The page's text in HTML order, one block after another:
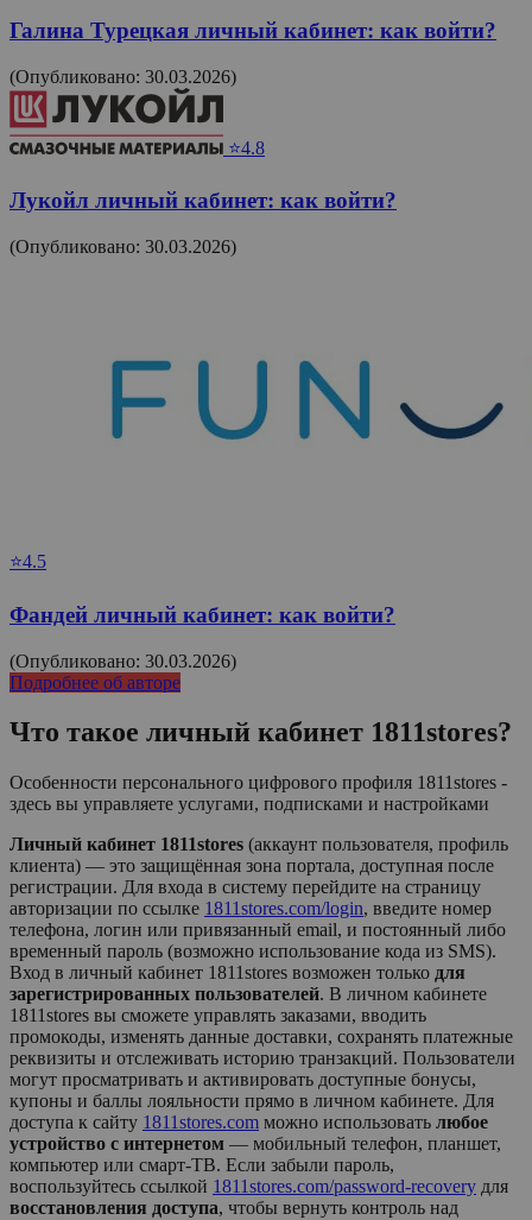
Галина Турецкая личный кабинет: как войти?
(Опубликовано: 30.03.2026)
⭐4.8
Лукойл личный кабинет: как войти?
(Опубликовано: 30.03.2026)
⭐4.5
Фандей личный кабинет: как войти?
(Опубликовано: 30.03.2026)
Подробнее об авторе
Что такое личный кабинет 1811stores?
Особенности персонального цифрового профиля 1811stores -
здесь вы управляете услугами, подписками и настройками
Личный кабинет 1811stores (аккаунт пользователя, профиль
клиента) — это защищённая зона портала, доступная после
регистрации. Для входа в систему перейдите на страницу
авторизации по ссылке 1811stores.com/login, введите номер
телефона, логин или привязанный email, и постоянный либо
временный пароль (возможно использование кода из SMS).
Вход в личный кабинет 1811stores возможен только для
зарегистрированных пользователей. В личном кабинете
1811stores вы сможете управлять заказами, вводить
промокоды, изменять данные доставки, сохранять платежные
реквизиты и отслеживать историю транзакций. Пользователи
могут просматривать и активировать доступные бонусы,
купоны и баллы лояльности прямо в личном кабинете. Для
доступа к сайту 1811stores.com можно использовать любое
устройство с интернетом — мобильный телефон, планшет,
компьютер или смарт-ТВ. Если забыли пароль,
воспользуйтесь ссылкой 1811stores.com/password-recovery для
восстановления доступа, чтобы вернуть контроль над